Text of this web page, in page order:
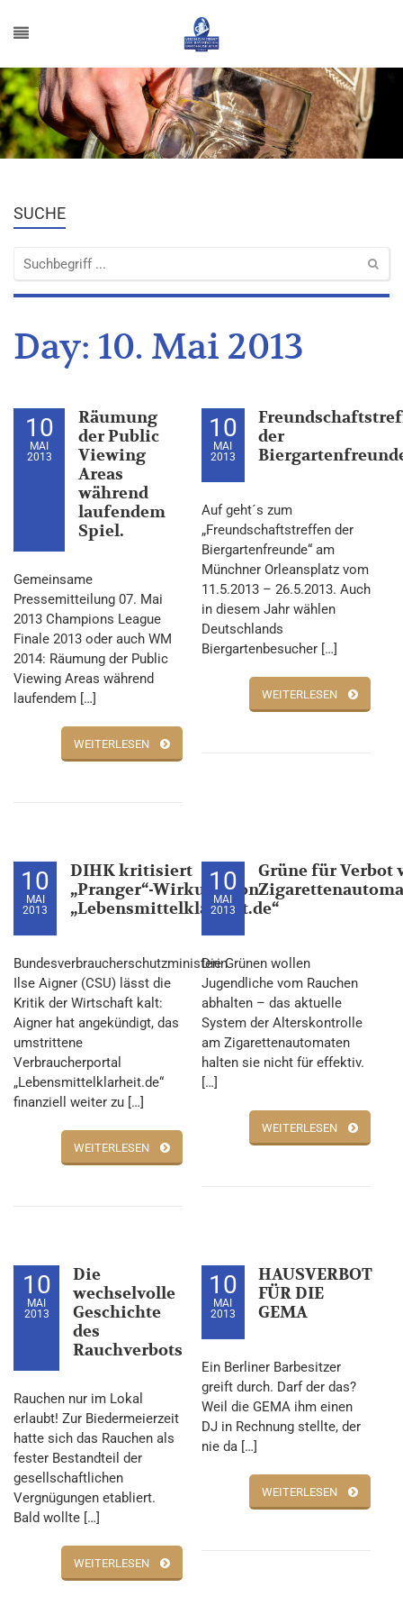
SUCHE
Day: 10. Mai 2013
10
MAI
2013
Räumung
der Public
Viewing
Areas
während
laufendem
Spiel.
Gemeinsame
Pressemitteilung 07. Mai
2013 Champions League
Finale 2013 oder auch WM
2014: Räumung der Public
Viewing Areas während
laufendem […]
WEITERLESEN
10
MAI
2013
der
Auf geht´s zum
„Freundschaftstreffen der
Biergartenfreunde“ am
Münchner Orleansplatz vom
11.5.2013 – 26.5.2013. Auch
in diesem Jahr wählen
Deutschlands
Biergartenbesucher […]
WEITERLESEN
10
MAI
2013
DIHK kritisiert
„Pranger“-Wirkung von
„Lebensmittelklarheit.de“
Bundesverbraucherschutzministerin
Ilse Aigner (CSU) lässt die
Kritik der Wirtschaft kalt:
Aigner hat angekündigt, das
umstrittene
Verbraucherportal
„Lebensmittelklarheit.de“
finanziell weiter zu […]
WEITERLESEN
10
MAI
2013
Grüne für Verbot
Die Grünen wollen
Jugendliche vom Rauchen
abhalten – das aktuelle
System der Alterskontrolle
am Zigarettenautomaten
halten sie nicht für effektiv.
[…]
WEITERLESEN
10
MAI
2013
Die
wechselvolle
Geschichte
des
Rauchverbots
Rauchen nur im Lokal
erlaubt! Zur Biedermeierzeit
hatte sich das Rauchen als
fester Bestandteil der
gesellschaftlichen
Vergnügungen etabliert.
Bald wollte […]
WEITERLESEN
10
MAI
2013
HAUSVERBOT
FÜR DIE
GEMA
Ein Berliner Barbesitzer
greift durch. Darf der das?
Weil die GEMA ihm einen
DJ in Rechnung stellte, der
nie da […]
WEITERLESEN